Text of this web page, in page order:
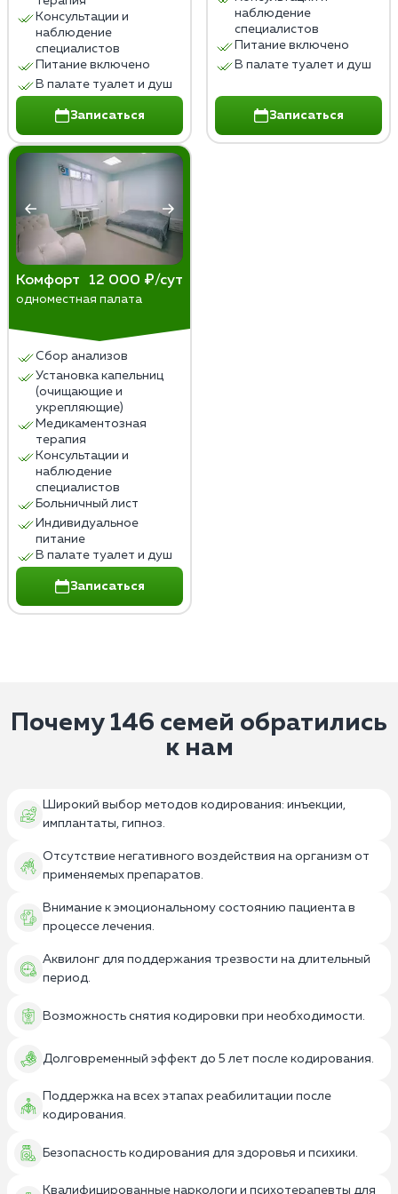
Консультации и
наблюдение
специалистов
Питание включено
В палате туалет и душ
Записаться
наблюдение
специалистов
Питание включено
В палате туалет и душ
Записаться
Комфорт 12 000 ₽/сут
одноместная палата
Сбор анализов
Установка капельниц
(очищающие и
укрепляющие)
Медикаментозная
терапия
Консультации и
наблюдение
специалистов
Больничный лист
Индивидуальное
питание
В палате туалет и душ
Записаться
Почему 146 семей обратились
к нам
Широкий выбор методов кодирования: инъекции,
имплантаты, гипноз.
Отсутствие негативного воздействия на организм от
применяемых препаратов.
Внимание к эмоциональному состоянию пациента в
процессе лечения.
Аквилонг для поддержания трезвости на длительный
период.
Возможность снятия кодировки при необходимости.
Долговременный эффект до 5 лет после кодирования.
Поддержка на всех этапах реабилитации после
кодирования.
Безопасность кодирования для здоровья и психики.
Квалифицированные наркологи и психотерапевты для